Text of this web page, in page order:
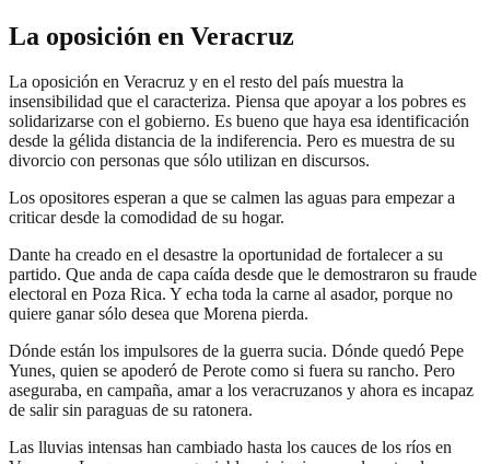
La oposición en Veracruz
La oposición en Veracruz y en el resto del país muestra la
insensibilidad que el caracteriza. Piensa que apoyar a los pobres es
solidarizarse con el gobierno. Es bueno que haya esa identificación
desde la gélida distancia de la indiferencia. Pero es muestra de su
divorcio con personas que sólo utilizan en discursos.
Los opositores esperan a que se calmen las aguas para empezar a
criticar desde la comodidad de su hogar.
Dante ha creado en el desastre la oportunidad de fortalecer a su
partido. Que anda de capa caída desde que le demostraron su fraude
electoral en Poza Rica. Y echa toda la carne al asador, porque no
quiere ganar sólo desea que Morena pierda.
Dónde están los impulsores de la guerra sucia. Dónde quedó Pepe
Yunes, quien se apoderó de Perote como si fuera su rancho. Pero
aseguraba, en campaña, amar a los veracruzanos y ahora es incapaz
de salir sin paraguas de su ratonera.
Las lluvias intensas han cambiado hasta los cauces de los ríos en